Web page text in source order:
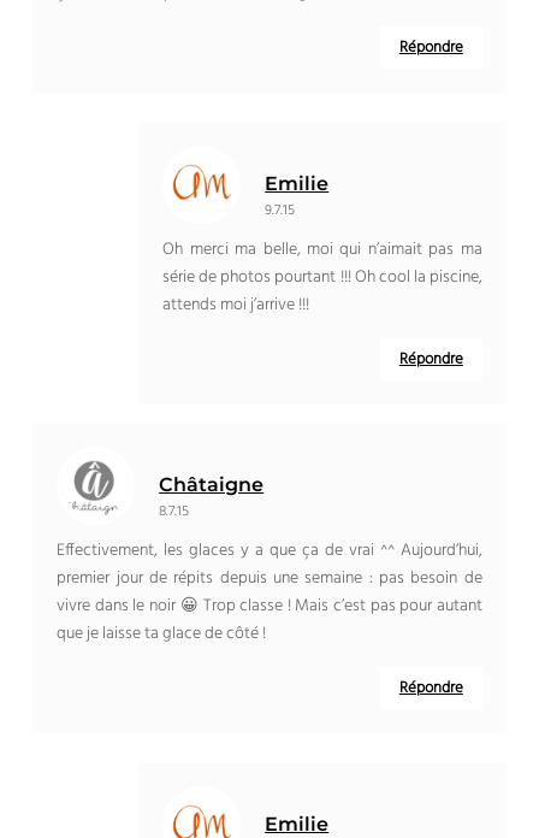
Répondre
Emilie
9.7.15
Oh merci ma belle, moi qui n’aimait pas ma
série de photos pourtant !!! Oh cool la piscine,
attends moi j’arrive !!!
Répondre
Châtaigne
8.7.15
Effectivement, les glaces y a que ça de vrai ^^ Aujourd’hui,
premier jour de répits depuis une semaine : pas besoin de
vivre dans le noir 😀 Trop classe ! Mais c’est pas pour autant
que je laisse ta glace de côté !
Répondre
Emilie